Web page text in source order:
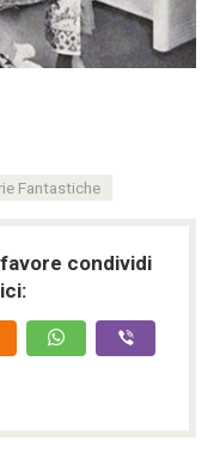
Fantastiche
condividi